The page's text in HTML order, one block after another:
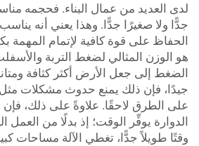
لدى العديد من عمال البناء. فحجمه
جدًّا ولا صغيرًا جدًّا. وهذا يعني أنه
هو الوزن المثالي لضغط التربة
الضغط إلى جعل الأرض أكثر كثافة
جيدًا، فإن ذلك يمنع حدوث مشكلات مثل
على الطرق لاحقًا. علاوةً على ذلك، فإن
الدوارة يوفِّر الوقت؛ إذ بدلًا من العمل
وقتًا طويلاً جدًّا، تغطي الآلة مساحات